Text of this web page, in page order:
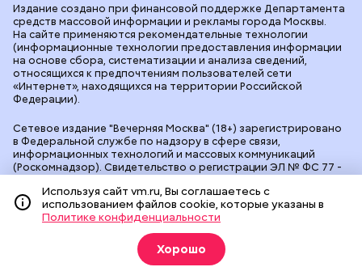
Сетевое издание "Вечерняя Москва" (18+) зарегистрировано
в Федеральной службе по надзору в сфере связи,
информационных технологий и массовых коммуникаций
(Роскомнадзор). Свидетельство о регистрации ЭЛ № ФС 77 -
"Вечерняя Москва". Главный редакторvm.ru: Александр
Геннадьевич Глуходедов. Адрес редакции: 127015, г.Москва,
Бумажный пр-д, д. 14, стр. 2. Телефон:+7(499)557-04-24
. Почта для связи с редакцией сайта:
Издание создано при финансовой поддержке Департамента
средств массовой информации и рекламы города Москвы.
На сайте применяются рекомендательные технологии
(информационные технологии предоставления информации
на основе сбора, систематизации и анализа сведений,
относящихся к предпочтениям пользователей сети
«Интернет», находящихся на территории Российской
Федерации).
Используя сайт vm.ru, Вы соглашаетесь с
использованием файлов cookie, которые указаны в
Политике конфиденциальности
Хорошо